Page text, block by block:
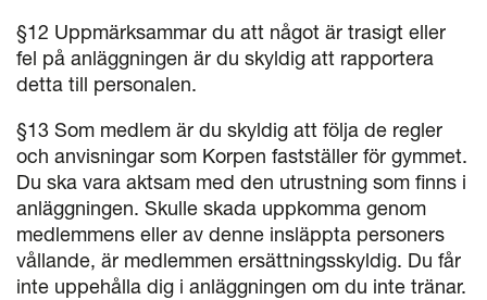
§12 Uppmärksammar du att något är trasigt eller
fel på anläggningen är du skyldig att rapportera
detta till personalen.
§13 Som medlem är du skyldig att följa de regler
och anvisningar som Korpen fastställer för gymmet.
Du ska vara aktsam med den utrustning som finns i
anläggningen. Skulle skada uppkomma genom
medlemmens eller av denne insläppta personers
vållande, är medlemmen ersättningsskyldig. Du får
inte uppehålla dig i anläggningen om du inte tränar.